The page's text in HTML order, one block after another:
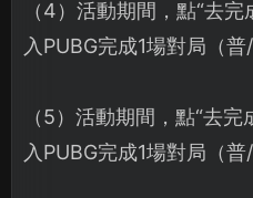
（4）活動期間，點“去
入PUBG完成1場對局（普
（5）活動期間，點“去
入PUBG完成1場對局（